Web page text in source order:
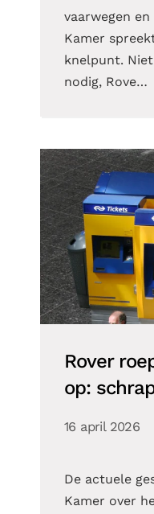
vaarwegen
Kamer
knelpunt.
nodig, Rove…
Rover
op:
16 april 2026
De actuele
Kamer over